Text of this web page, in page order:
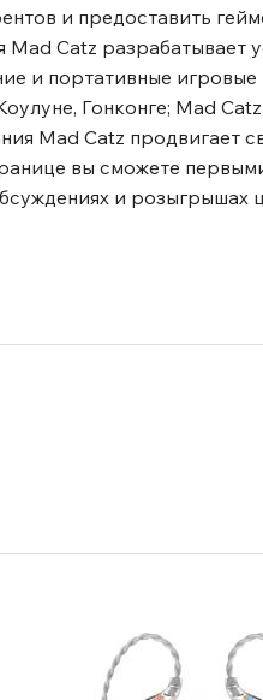
и предоставить
Catz разрабатывает
и портативные
Гонконге; Mad
Mad Catz продвигает
вы сможете
и